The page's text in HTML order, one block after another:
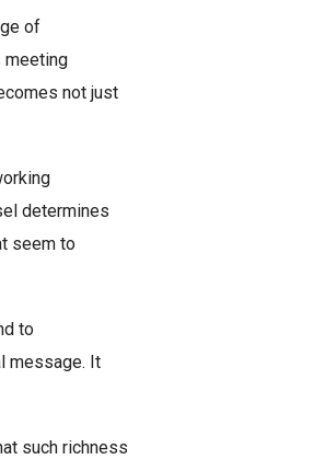
of
meeting
not just
determines
seem to
to
message. It
such richness